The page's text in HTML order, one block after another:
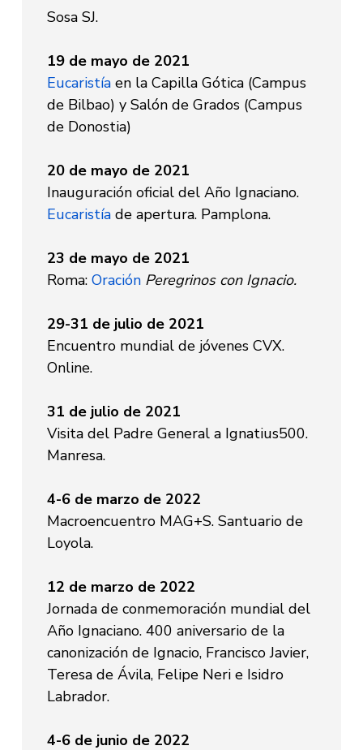
Sosa SJ.
19 de mayo de 2021
Eucaristía en la Capilla Gótica (Campus
de Bilbao) y Salón de Grados (Campus
de Donostia)
20 de mayo de 2021
Inauguración oficial del Año Ignaciano.
Eucaristía de apertura. Pamplona.
23 de mayo de 2021
Roma:Oración Peregrinos con Ignacio.
29-31 de julio de 2021
Encuentro mundial de jóvenes CVX.
Online.
31 de julio de 2021
Visita del Padre General a Ignatius500.
Manresa.
4-6 de marzo de 2022
Macroencuentro MAG+S. Santuario de
Loyola.
12 de marzo de 2022
Jornada de conmemoración mundial del
Año Ignaciano. 400 aniversario de la
canonización de Ignacio, Francisco Javier,
Teresa de Ávila, Felipe Neri e Isidro
Labrador.
4-6 de junio de 2022